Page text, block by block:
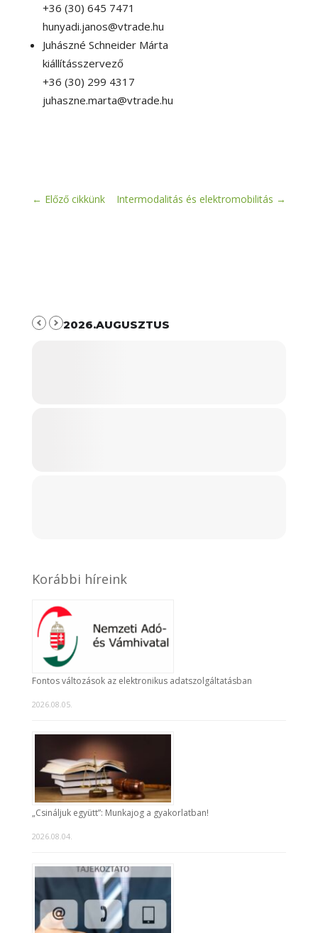
+36 (30) 645 7471
hunyadi.janos@vtrade.hu
Juhászné Schneider Márta
kiállításszervező
+36 (30) 299 4317
juhaszne.marta@vtrade.hu
← Előző cikkünk Intermodalitás és elektromobilitás →
2026.AUGUSZTUS
Korábbi híreink
Fontos változások az elektronikus adatszolgáltatásban
2026.08.05.
„Csináljuk együtt”: Munkajog a gyakorlatban!
2026.08.04.